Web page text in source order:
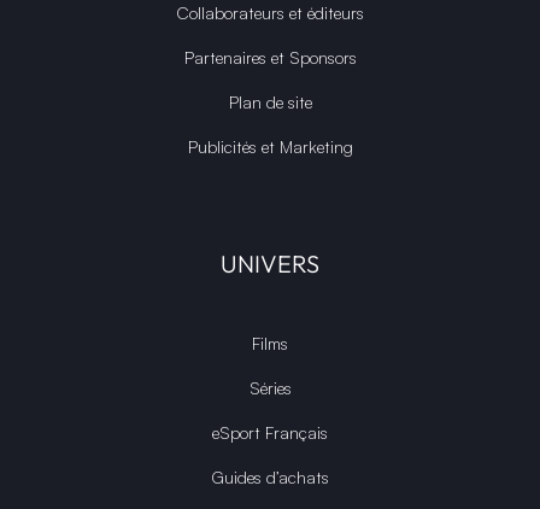
Collaborateurs et éditeurs
Partenaires et Sponsors
Plan de site
Publicités et Marketing
UNIVERS
Films
Séries
eSport Français
Guides d’achats